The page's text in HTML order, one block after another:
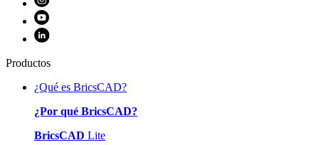
Productos
¿Qué es BricsCAD?
¿Por qué BricsCAD?
BricsCAD Lite